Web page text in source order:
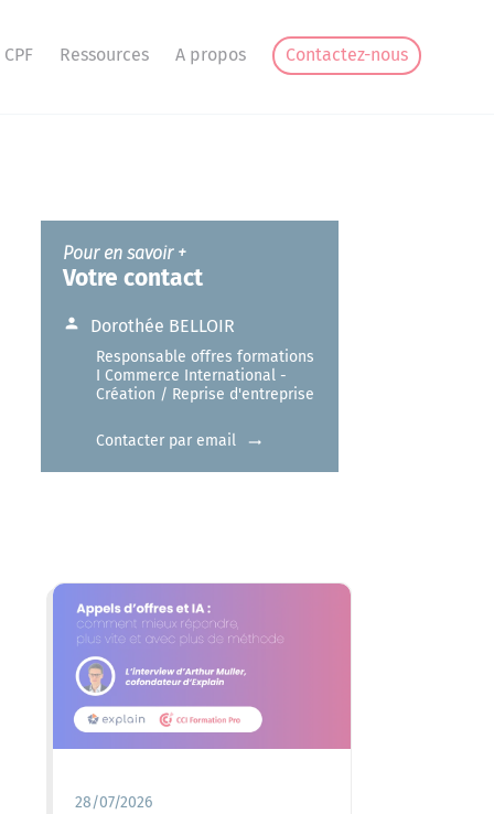
Ressources A propos Contactez-nous
Pour en savoir +
Votre contact
Dorothée BELLOIR
Responsable offres formations
I Commerce International -
Création / Reprise d'entreprise
Contacter par email trending_flat
28/07/2026